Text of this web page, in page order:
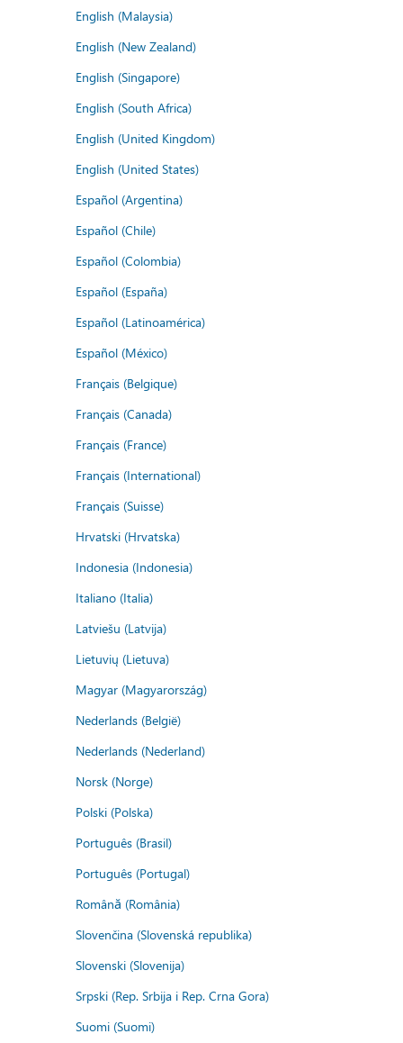
English (Malaysia)
English (New Zealand)
English (Singapore)
English (South Africa)
English (United Kingdom)
English (United States)
Español (Argentina)
Español (Chile)
Español (Colombia)
Español (España)
Español (Latinoamérica)
Español (México)
Français (Belgique)
Français (Canada)
Français (France)
Français (International)
Français (Suisse)
Hrvatski (Hrvatska)
Indonesia (Indonesia)
Italiano (Italia)
Latviešu (Latvija)
Lietuvių (Lietuva)
Magyar (Magyarország)
Nederlands (België)
Nederlands (Nederland)
Norsk (Norge)
Polski (Polska)
Português (Brasil)
Português (Portugal)
Română (România)
Slovenčina (Slovenská republika)
Slovenski (Slovenija)
Srpski (Rep. Srbija i Rep. Crna Gora)
Suomi (Suomi)